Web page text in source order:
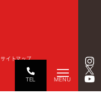
MENU
TEL
サイトマップ